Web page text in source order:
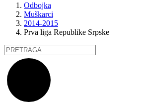
Odbojka
Muškarci
2014-2015
Prva liga Republike Srpske